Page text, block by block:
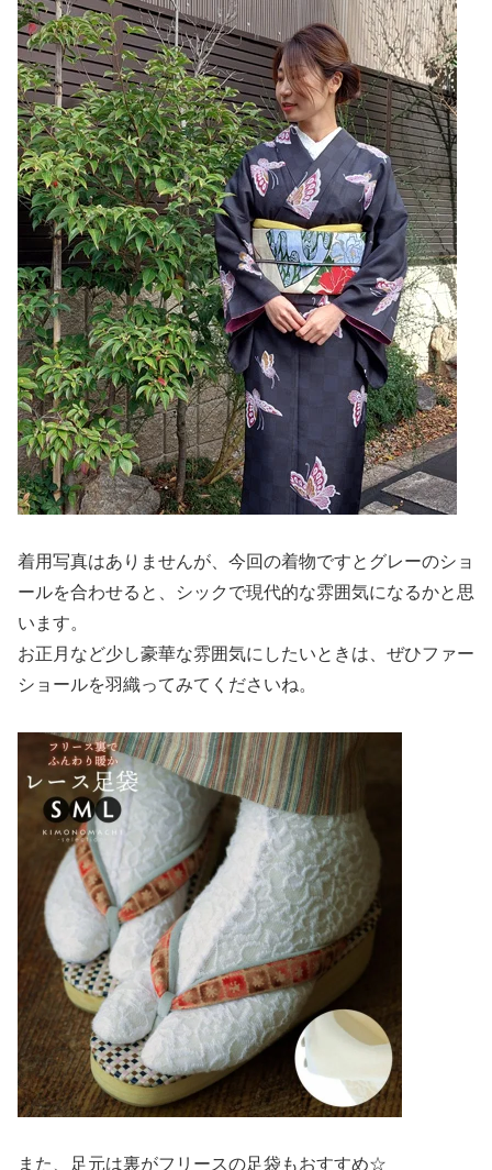
着用写真はありませんが、今回の着物ですとグレーのショ
ールを合わせると、シックで現代的な雰囲気になるかと思
います。
お正月など少し豪華な雰囲気にしたいときは、ぜひファー
ショールを羽織ってみてくださいね。
また、足元は裏がフリースの足袋もおすすめ☆